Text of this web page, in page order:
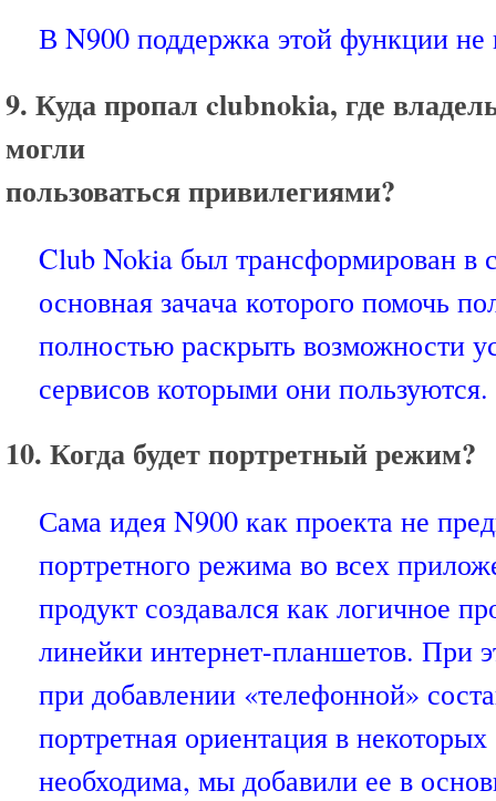
В N900 поддержка этой функции не
9. Куда пропал clubnokia, где
могли
пользоваться привилегиями?
Club Nokia был трансформирован в
основная зачача которого помочь
полностью раскрыть возможности
сервисов которыми они пользуются.
10. Когда будет портретный режим?
Сама идея N900 как проекта не
портретного режима во всех
продукт создавался как логичное
линейки интернет-планшетов. При
при добавлении «телефонной»
портретная ориентация в некоторых
необходима, мы добавили ее в